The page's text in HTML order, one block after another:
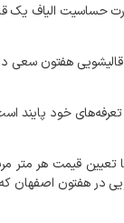
حساسیت الیاف یک
قالیشویی هفتون سعی
تعرفه‌های خود پایند
تعیین قیمت هر متر
در هفتون اصفهان که